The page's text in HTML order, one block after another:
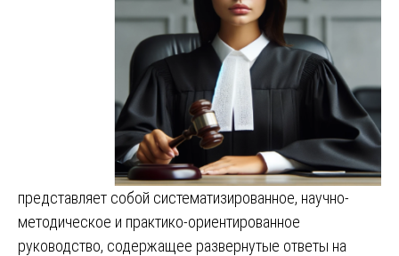
представляет собой систематизированное, научно-
методическое и практико-ориентированное
руководство, содержащее развернутые ответы на